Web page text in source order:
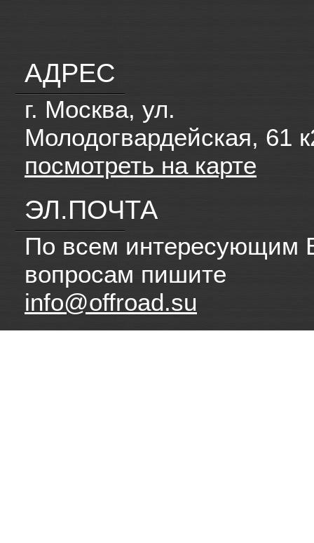
АДРЕС
г. Москва, ул.
Молодогвардейская, 61
посмотреть на карте
ЭЛ.ПОЧТА
По всем интересующим
вопросам пишите
info@offroad.su